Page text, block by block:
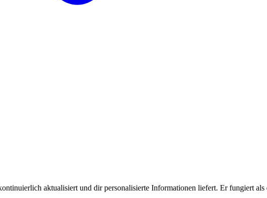
aktualisiert und dir personalisierte Informationen liefert. Er fungiert